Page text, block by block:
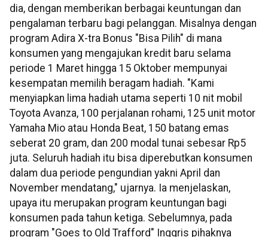
dia, dengan memberikan berbagai keuntungan dan
pengalaman terbaru bagi pelanggan. Misalnya dengan
program Adira X-tra Bonus "Bisa Pilih" di mana
konsumen yang mengajukan kredit baru selama
periode 1 Maret hingga 15 Oktober mempunyai
kesempatan memilih beragam hadiah. "Kami
menyiapkan lima hadiah utama seperti 10 nit mobil
Toyota Avanza, 100 perjalanan rohami, 125 unit motor
Yamaha Mio atau Honda Beat, 150 batang emas
seberat 20 gram, dan 200 modal tunai sebesar Rp5
juta. Seluruh hadiah itu bisa diperebutkan konsumen
dalam dua periode pengundian yakni April dan
November mendatang," ujarnya. Ia menjelaskan,
upaya itu merupakan program keuntungan bagi
konsumen pada tahun ketiga. Sebelumnya, pada
program "Goes to Old Trafford" Inggris pihaknya